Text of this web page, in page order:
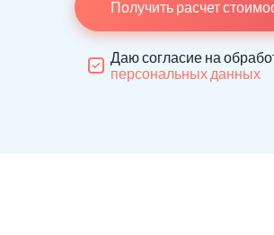
Получить расчет
Даю согласие на
персональных данных